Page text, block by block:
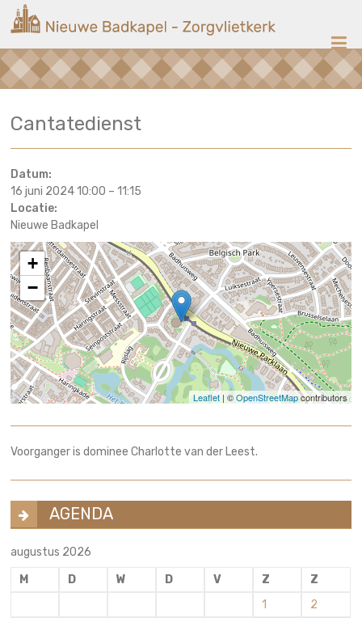
naar
inhoud
Nieuwe
Badkapel
op
Cantatedienst
Datum:
16 juni 2024 10:00 –11:15
Locatie:
Nieuwe Badkapel
+
−
Leaflet| ©OpenStreetMapcontributors
Voorganger is dominee Charlotte van der Leest.
AGENDA
augustus 2026
M
D W D V Z
Z
1
2